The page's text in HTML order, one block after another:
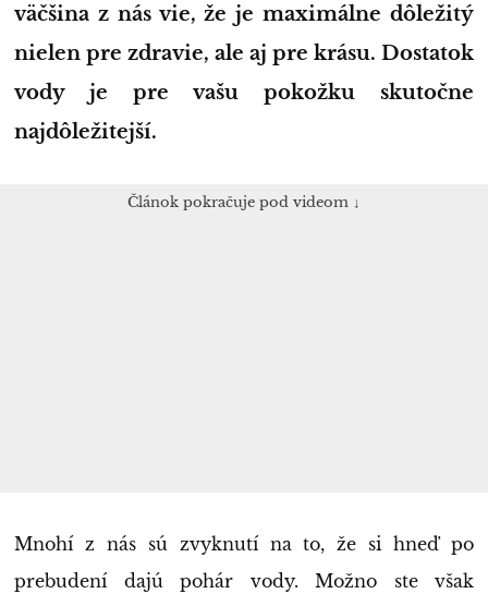
väčšina z nás vie, že je maximálne dôležitý
nielen pre zdravie, ale aj pre krásu. Dostatok
vody je pre vašu pokožku skutočne
najdôležitejší.
Článok pokračuje pod videom ↓
Mnohí z nás sú zvyknutí na to, že si hneď po
prebudení dajú pohár vody. Možno ste však